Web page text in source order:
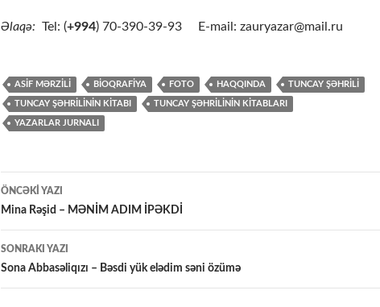
Əlaqə: Tel: (+994) 70-390-39-93 E-mail: zauryazar@mail.ru
ASİF MƏRZİLİ BİOQRAFİYA FOTO HAQQINDA TUNCAY ŞƏHRİLİ
TUNCAY ŞƏHRİLİNİN KİTABI TUNCAY ŞƏHRİLİNİN KİTABLARI
YAZARLAR JURNALI
Yazılar
üzrə
naviqasiya
ÖNCƏKI YAZI
Mina Rəşid – MƏNİM ADIM İPƏKDİ
SONRAKI YAZI
Sona Abbasəliqızı – Bəsdi yük elədim səni özümə